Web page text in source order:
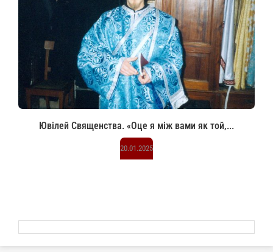
Ювілей Священства. «Оце я між вами як той,...
20.01.2025